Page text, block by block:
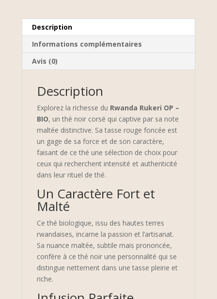
Description
Informations complémentaires
Avis (0)
Description
Explorez la richesse du Rwanda Rukeri OP –
BIO, un thé noir corsé qui captive par sa note
maltée distinctive. Sa tasse rouge foncée est
un gage de sa force et de son caractère,
faisant de ce thé une sélection de choix pour
ceux qui recherchent intensité et authenticité
dans leur rituel de thé.
Un Caractère Fort et
Malté
Ce thé biologique, issu des hautes terres
rwandaises, incarne la passion et l’artisanat.
Sa nuance maltée, subtile mais prononcée,
confère à ce thé noir une personnalité qui se
distingue nettement dans une tasse pleine et
riche.